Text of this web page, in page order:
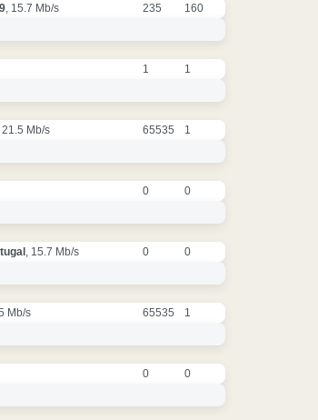
, 15.7 Mb/s 235 160
1 1
, 21.5 Mb/s 65535 1
0 0
, 15.7 Mb/s 0 0
Mb/s 65535 1
0 0